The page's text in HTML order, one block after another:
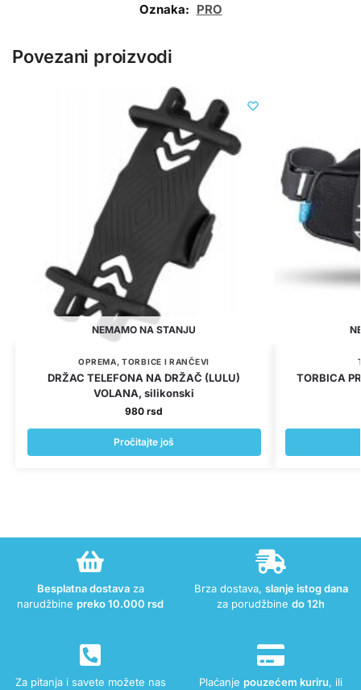
Oznaka: PRO
Povezani proizvodi
NEMAMO NA STANJU
OPREMA,TORBICE I RANČEVI
DRŽAC TELEFONA NA DRŽAČ (LULU)
VOLANA, silikonski
980rsd
Pročitajte još
TORBICA
Besplatna dostavaza
narudžbine preko 10.000 rsd
Brza dostava, slanje istog dana
za porudžbine do 12h
Za pitanja i savete možete nas
Plaćanje pouzećem kuriru, ili